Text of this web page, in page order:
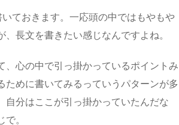
ておきます。一応頭の中ではもやもや
長文を書きたい感じなんですよね。
心の中で引っ掛かっているポイントみ
ために書いてみるっていうパターンが多
自分はここが引っ掛かっていたんだな
。